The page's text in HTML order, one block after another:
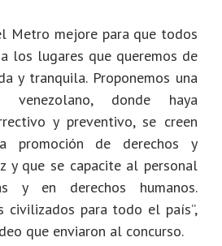
Metro mejore para que todos
los lugares que queremos de
y tranquila. Proponemos una
donde haya
y preventivo, se creen
promoción de derechos y
y que se capacite al personal
y en derechos humanos.
civilizados para todo el país”,
que enviaron al concurso.